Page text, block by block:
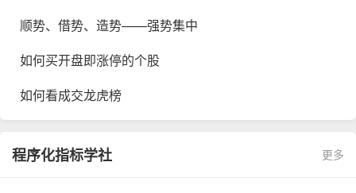
顺势、借势、造势——强势集中
如何买开盘即涨停的个股
如何看成交龙虎榜
程序化指标学社 更多